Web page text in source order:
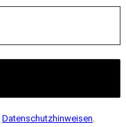
Datenschutzhinweisen.